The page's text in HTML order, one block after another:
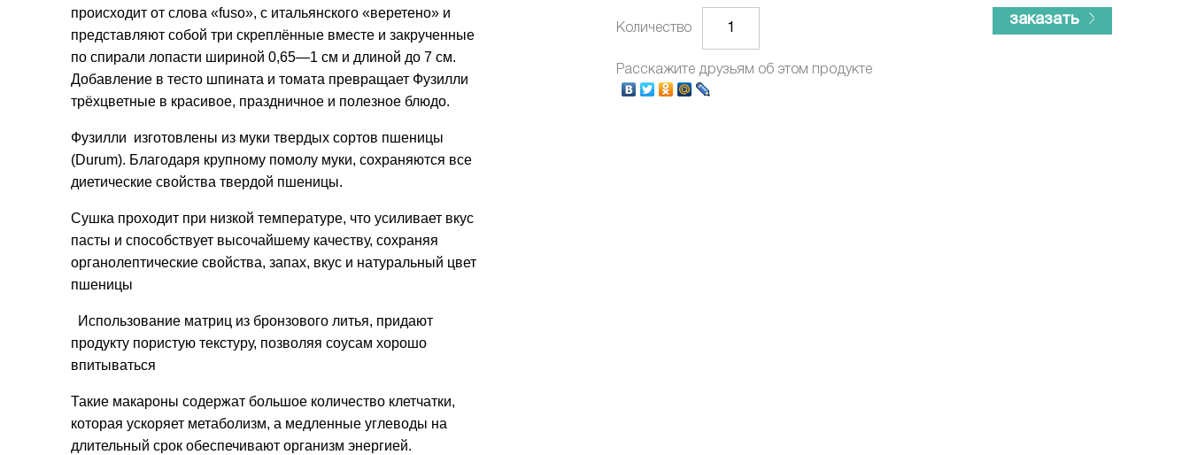
происходит от слова «fuso», с итальянского «веретено» и
представляют собой три скреплённые вместе и закрученные
по спирали лопасти шириной 0,65—1 см и длиной до 7 см.
Добавление в тесто шпината и томата превращает Фузилли
трёхцветные в красивое, праздничное и полезное блюдо.
Фузилли изготовлены из муки твердых сортов пшеницы
(Durum). Благодаря крупному помолу муки, сохраняются все
диетические свойства твердой пшеницы.
Сушка проходит при низкой температуре, что усиливает вкус
пасты и способствует высочайшему качеству, сохраняя
органолептические свойства, запах, вкус и натуральный цвет
пшеницы
Использование матриц из бронзового литья, придают
продукту пористую текстуру, позволяя соусам хорошо
впитываться
Такие макароны содержат большое количество клетчатки,
которая ускоряет метаболизм, а медленные углеводы на
длительный срок обеспечивают организм энергией.
Количество
заказать
Расскажите друзьям об этом продукте